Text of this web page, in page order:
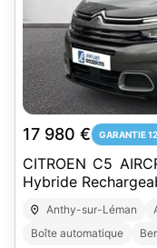
17 980 € GARANTIE
CITROEN C5
Hybride
Anthy-sur-Léman
Boîte automatique